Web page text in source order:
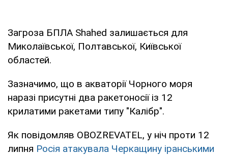
Загроза БПЛА Shahed залишається для
Миколаївської, Полтавської, Київської
областей.
Зазначимо, що в акваторії Чорного моря
наразі присутні два ракетоносії із 12
крилатими ракетами типу "Калібр".
Як повідомляв OBOZREVATEL, у ніч проти 12
липня Росія атакувала Черкащину іранськими